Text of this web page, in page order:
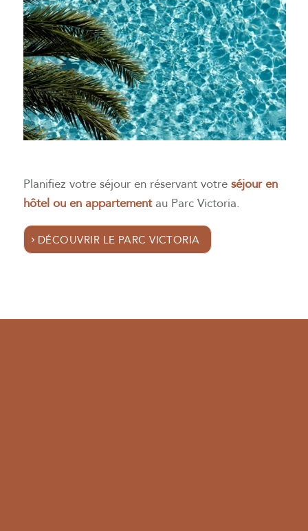
Planifiez votre séjour en réservant votre séjour en
hôtel ou en appartementau Parc Victoria.
DÉCOUVRIR LE PARC VICTORIA